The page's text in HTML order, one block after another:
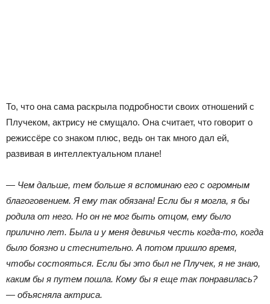
То, что она сама раскрыла подробности своих отношений с
Плучеком, актрису не смущало. Она считает, что говорит о
режиссёре со знаком плюс, ведь он так много дал ей,
развивая в интеллектуальном плане!
— Чем дальше, тем больше я вспоминаю его с огромным
благоговением. Я ему так обязана! Если бы я могла, я бы
родила от него. Но он не мог быть отцом, ему было
прилично лет. Была и у меня девичья честь когда-то, когда
было боязно и стеснительно. А потом пришло время,
чтобы состояться. Если бы это был не Плучек, я не знаю,
каким бы я путем пошла. Кому бы я еще так понравилась?
— объясняла актриса.